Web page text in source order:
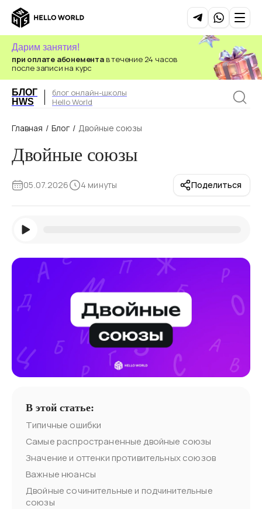
при оплате абонементав течение 24 часов
после записи на курс
Дарим занятия!
БЛОГ
HWS
блог онлайн-школы
Hello World
Главная / Блог / Двойные союзы
Двойные союзы
05.07.2026 4 минуты Поделиться
В этой статье:
Типичные ошибки
Самые распространенные двойные союзы
Значение и оттенки противительных союзов
Важные нюансы
Двойные сочинительные и подчинительные
союзы